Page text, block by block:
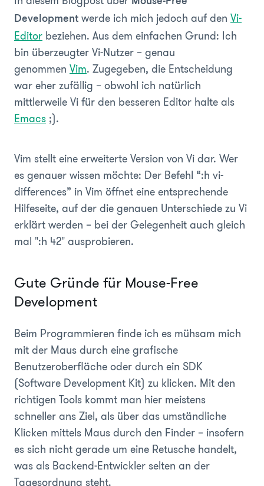
Development werde ich mich jedoch auf den Vi-
Editor beziehen. Aus dem einfachen Grund: Ich
bin überzeugter Vi-Nutzer – genau
genommen Vim. Zugegeben, die Entscheidung
war eher zufällig – obwohl ich natürlich
mittlerweile Vi für den besseren Editor halte als
Emacs ;).
Vim stellt eine erweiterte Version von Vi dar. Wer
es genauer wissen möchte: Der Befehl “:h vi-
differences” in Vim öffnet eine entsprechende
Hilfeseite, auf der die genauen Unterschiede zu Vi
erklärt werden – bei der Gelegenheit auch gleich
mal ":h 42"ausprobieren.
Gute Gründe für Mouse-Free
Development
Beim Programmieren finde ich es mühsam mich
mit der Maus durch eine grafische
Benutzeroberfläche oder durch ein SDK
(Software Development Kit) zu klicken. Mit den
richtigen Tools kommt man hier meistens
schneller ans Ziel, als über das umständliche
Klicken mittels Maus durch den Finder – insofern
es sich nicht gerade um eine Retusche handelt,
was als Backend-Entwickler selten an der
Tagesordnung steht.